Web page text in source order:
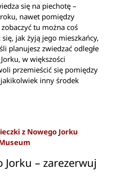
się na piechotę –
nawet pomiędzy
tu można coś
jak żyją jego mieszkańcy,
planujesz zwiedzać odległe
w większości
przemieścić się pomiędzy
inny środek
z Nowego Jorku
– zarezerwuj